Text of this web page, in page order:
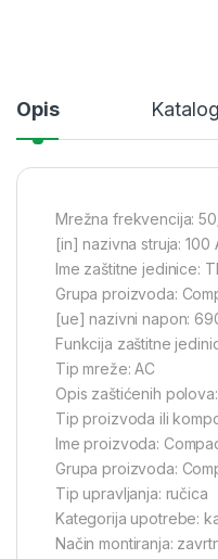
Opis Katalog
Mrežna frekvencija:
[in] nazivna struja: 100
Ime zaštitne jedinice:
Grupa proizvoda:
[ue] nazivni napon:
Funkcija zaštitne
Tip mreže: AC
Opis zaštićenih
Tip proizvoda ili
Ime proizvoda:
Grupa proizvoda:
Tip upravljanja: ručica
Kategorija upotrebe:
Način montiranja: